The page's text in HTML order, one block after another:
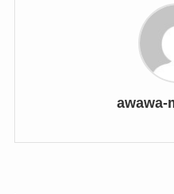
awawa-